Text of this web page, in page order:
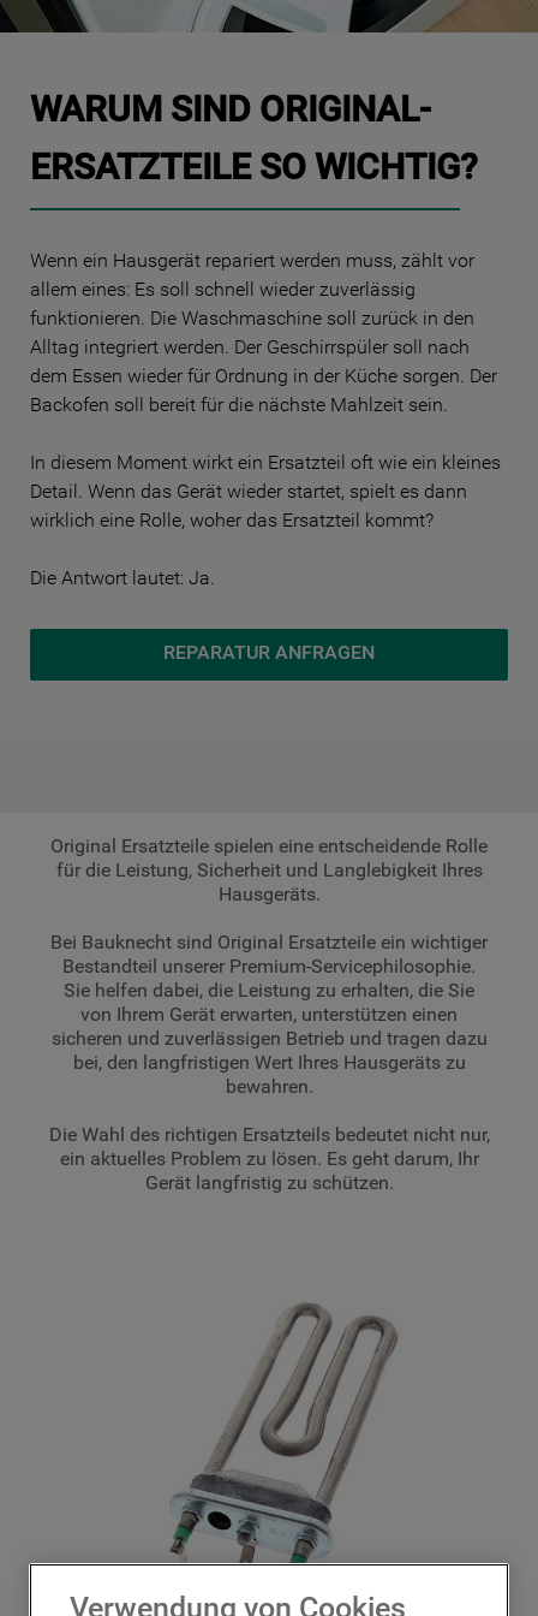
WARUM SIND ORIGINAL-
ERSATZTEILE SO WICHTIG?
Wenn ein Hausgerät repariert werden muss, zählt vor
allem eines: Es soll schnell wieder zuverlässig
funktionieren. Die Waschmaschine soll zurück in den
Alltag integriert werden. Der Geschirrspüler soll nach
dem Essen wieder für Ordnung in der Küche sorgen. Der
Backofen soll bereit für die nächste Mahlzeit sein.
In diesem Moment wirkt ein Ersatzteil oft wie ein kleines
Detail. Wenn das Gerät wieder startet, spielt es dann
wirklich eine Rolle, woher das Ersatzteil kommt?
Die Antwort lautet: Ja.
REPARATUR ANFRAGEN
Original Ersatzteile spielen eine entscheidende Rolle
für die Leistung, Sicherheit und Langlebigkeit Ihres
Hausgeräts.
Bei Bauknecht sind Original Ersatzteile ein wichtiger
Bestandteil unserer Premium-Servicephilosophie.
Sie helfen dabei, die Leistung zu erhalten, die Sie
von Ihrem Gerät erwarten, unterstützen einen
sicheren und zuverlässigen Betrieb und tragen dazu
bei, den langfristigen Wert Ihres Hausgeräts zu
bewahren.
Die Wahl des richtigen Ersatzteils bedeutet nicht nur,
ein aktuelles Problem zu lösen. Es geht darum, Ihr
Gerät langfristig zu schützen.
Verwendung von Cookies
10. kühl-gefrierkombination freistehend